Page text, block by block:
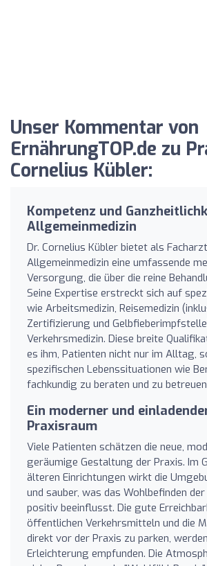
Unser Kommentar von
ErnährungTOP.de zu
Cornelius Kübler:
Kompetenz und
Allgemeinmedizin
Dr. Cornelius Kübler bietet als
Allgemeinmedizin eine umfassende
Versorgung, die über die reine
Seine Expertise erstreckt sich auf
wie Arbeitsmedizin, Reisemedizin
Zertifizierung und
Verkehrsmedizin. Diese breite
es ihm, Patienten nicht nur im Alltag,
spezifischen Lebenssituationen wie
fachkundig zu beraten und zu
Ein moderner und
Praxisraum
Viele Patienten schätzen die neue,
geräumige Gestaltung der Praxis. Im
älteren Einrichtungen wirkt die
und sauber, was das Wohlbefinden
positiv beeinflusst. Die gute
öffentlichen Verkehrsmitteln und die
direkt vor der Praxis zu parken,
Erleichterung empfunden. Die